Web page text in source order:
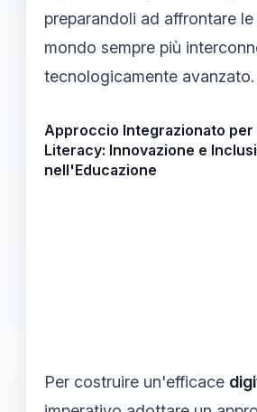
preparandoli ad affrontare
mondo sempre più
tecnologicamente avanzato.
Approccio Integrazionato per
Literacy: Innovazione e
nell'Educazione
Per costruire un'efficace